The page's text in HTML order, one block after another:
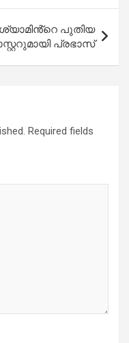
പുതിയ
പ്രഭാസ്
Required fields